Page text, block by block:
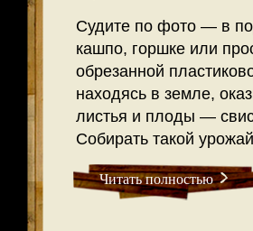
Судите по фото — в
кашпо, горшке или
обрезанной
находясь в земле,
листья и плоды —
Собирать такой
Читать полностью